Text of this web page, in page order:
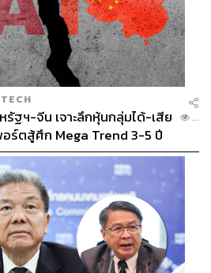
TECH
รัฐฯ-จีน เจาะลึกหุ้นกลุ่มได้-เสีย
อร์ตสู้ศึก Mega Trend 3-5 ปี
...